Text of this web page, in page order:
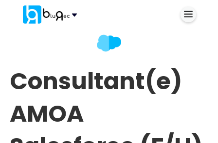
Consultant(e)
AMOA